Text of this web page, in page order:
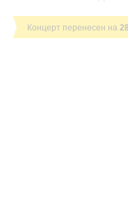
Концерт перенесен на